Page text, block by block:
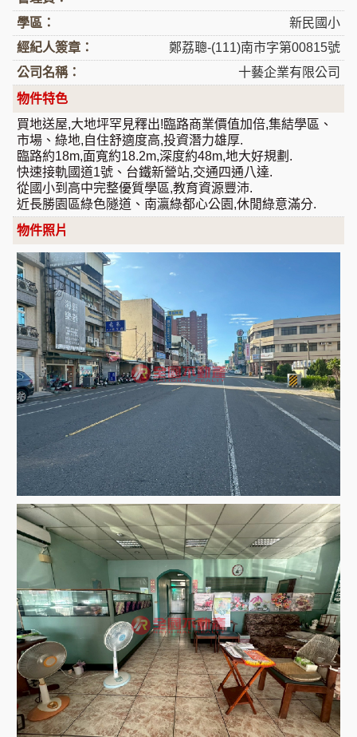
學區：
新民國小
經紀人簽章：
鄭荔聰-(111)南市字第00815號
公司名稱：
十藝企業有限公司
物件特色
買地送屋,大地坪罕見釋出!臨路商業價值加倍,集結學區、
市場、綠地,自住舒適度高,投資潛力雄厚.
臨路約18m,面寬約18.2m,深度約48m,地大好規劃.
快速接軌國道1號、台鐵新營站,交通四通八達.
從國小到高中完整優質學區,教育資源豐沛.
近長勝園區綠色隧道、南瀛綠都心公園,休閒綠意滿分.
物件照片